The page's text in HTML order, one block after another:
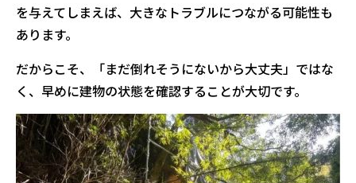
を与えてしまえば、大きなトラブルにつながる可能性も
あります。
だからこそ、「まだ倒れそうにないから大丈夫」ではな
く、早めに建物の状態を確認することが大切です。